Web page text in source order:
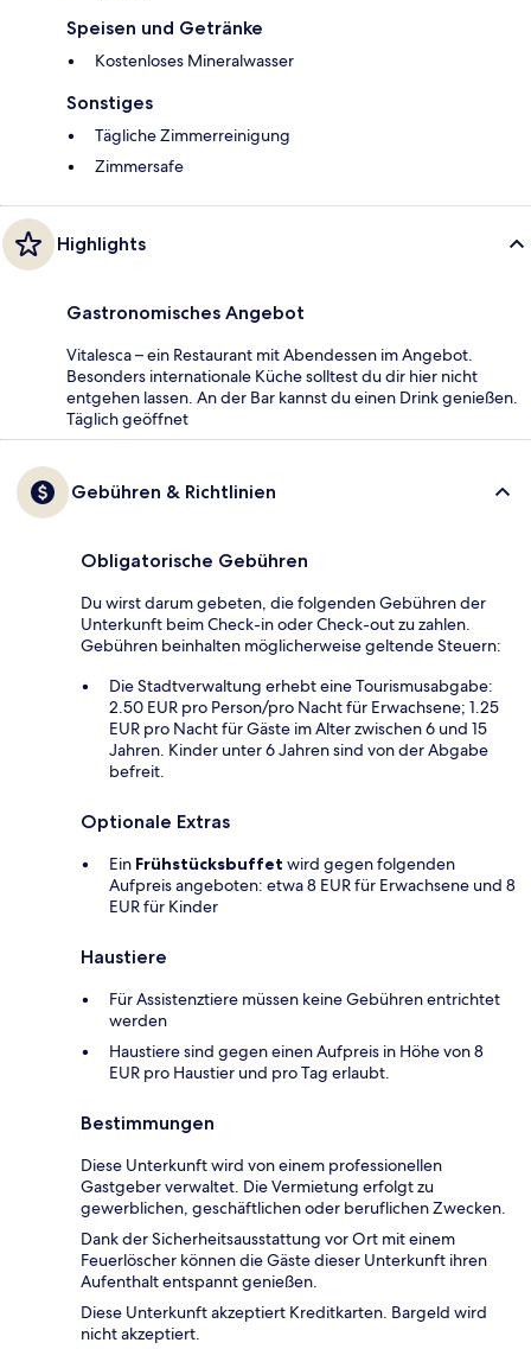
Speisen und Getränke
Kostenloses Mineralwasser
Sonstiges
Tägliche Zimmerreinigung
Zimmersafe
Highlights
Gastronomisches Angebot
Vitalesca – ein Restaurant mit Abendessen im Angebot.
Besonders internationale Küche solltest du dir hier nicht
entgehen lassen. An der Bar kannst du einen Drink genießen.
Täglich geöffnet
Gebühren & Richtlinien
Obligatorische Gebühren
Du wirst darum gebeten, die folgenden Gebühren der
Unterkunft beim Check-in oder Check-out zu zahlen.
Gebühren beinhalten möglicherweise geltende Steuern:
Die Stadtverwaltung erhebt eine Tourismusabgabe:
2.50 EUR pro Person/pro Nacht für Erwachsene; 1.25
EUR pro Nacht für Gäste im Alter zwischen 6 und 15
Jahren. Kinder unter 6 Jahren sind von der Abgabe
befreit.
Optionale Extras
Ein Frühstücksbuffet wird gegen folgenden
Aufpreis angeboten: etwa 8 EUR für Erwachsene und 8
EUR für Kinder
Haustiere
Für Assistenztiere müssen keine Gebühren entrichtet
werden
Haustiere sind gegen einen Aufpreis in Höhe von 8
EUR pro Haustier und pro Tag erlaubt.
Bestimmungen
Diese Unterkunft wird von einem professionellen
Gastgeber verwaltet. Die Vermietung erfolgt zu
gewerblichen, geschäftlichen oder beruflichen Zwecken.
Dank der Sicherheitsausstattung vor Ort mit einem
Feuerlöscher können die Gäste dieser Unterkunft ihren
Aufenthalt entspannt genießen.
Diese Unterkunft akzeptiert Kreditkarten. Bargeld wird
nicht akzeptiert.